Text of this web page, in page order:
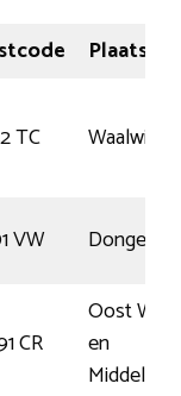
Plaats
TC Waalwijk
VW
Dongen
CR
Oost West
en